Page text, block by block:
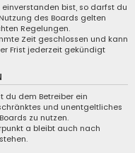
bist, so darfst du
des Boards gelten
Regelungen.
Zeit geschlossen und kann
Frist jederzeit gekündigt
du dem Betreiber ein
und unentgeltliches
zu nutzen.
a bleibt auch nach